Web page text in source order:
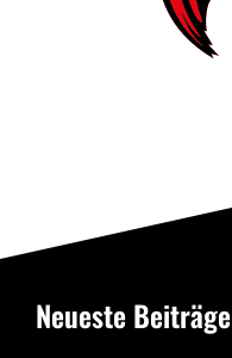
Neueste Beiträge